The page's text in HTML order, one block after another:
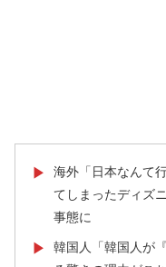
▶
海外「日本なんて
てしまったディズ
事態に
▶
韓国人「韓国人が